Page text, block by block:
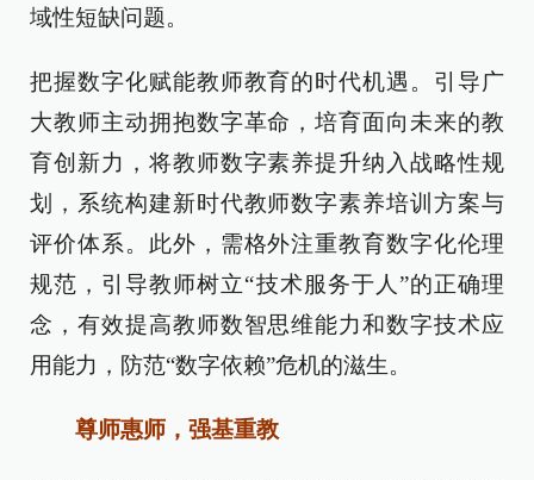
域性短缺问题。
把握数字化赋能教师教育的时代机遇。引导广
大教师主动拥抱数字革命，培育面向未来的教
育创新力，将教师数字素养提升纳入战略性规
划，系统构建新时代教师数字素养培训方案与
评价体系。此外，需格外注重教育数字化伦理
规范，引导教师树立“技术服务于人”的正确理
念，有效提高教师数智思维能力和数字技术应
用能力，防范“数字依赖”危机的滋生。
尊师惠师，强基重教